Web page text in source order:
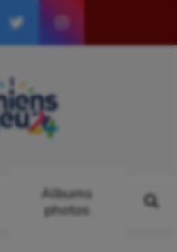
Albums
photos